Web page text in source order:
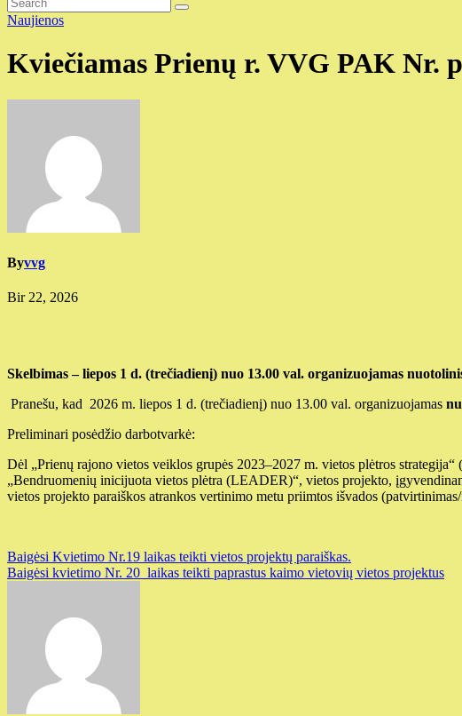
Naujienos
Kviečiamas Prienų r. VVG PAK Nr.
Byvvg
Bir 22, 2026
Skelbimas – liepos 1 d. (trečiadienį) nuo 13.00 val. organizuojamas
Pranešu, kad 2026 m. liepos 1 d. (trečiadienį) nuo 13.00 val. organizuojamas
Preliminari posėdžio darbotvarkė:
Dėl „Prienų rajono vietos veiklos grupės 2023–2027 m. vietos plėtros
„Bendruomenių inicijuota vietos plėtra (LEADER)“, vietos projekto,
vietos projekto paraiškos atrankos vertinimo metu priimtos išvados
Navigacija
tarp
Baigėsi Kvietimo Nr.19 laikas teikti vietos projektų paraiškas.
Baigėsi kvietimo Nr. 20 laikas teikti paprastus kaimo vietovių vietos projektus